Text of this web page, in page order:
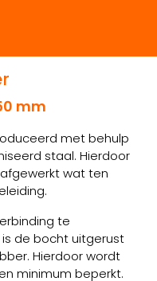
mm
met behulp
staal. Hierdoor
wat ten
te
de bocht uitgerust
Hierdoor wordt
minimum beperkt.